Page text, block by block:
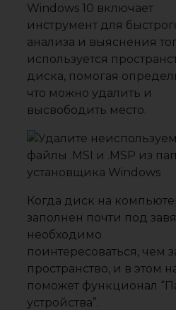
Windows 10 включает
инструмент для
анализа и выяснения
используется
диска, помогая
что можно удалить и
высвободить место.
Когда диск на
заполнен почти под
необходимо
поинтересоваться, чем
пространство, и в этом
поможет функционал
устройства”.